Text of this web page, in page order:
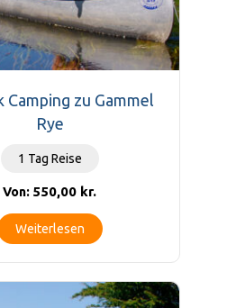
Camping zu Gammel
Rye
1 Tag Reise
Von: 550,00 kr.
Weiterlesen